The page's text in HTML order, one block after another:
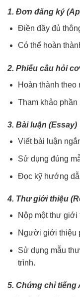
1. Đơn đăng ký
Điền đầy đủ
Có thể hoàn
2. Phiếu câu hỏi
Hoàn thành theo
Tham khảo
3. Bài luận (Essay)
Viết bài luận
Sử dụng đúng
Đọc kỹ hướng
4. Thư giới thiệu
Nộp một thư
Người giới thiệu
Sử dụng mẫu
trình.
5. Chứng chỉ tiếng